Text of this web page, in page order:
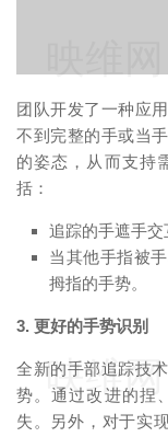
团队开发了一种应
不到完整的手或当
的姿态，从而支持
括：
追踪的手遮手交
当其他手指被
拇指的手势。
3. 更好的手势识别
全新的手部追踪技
势。通过改进的捏
失。另外，对于实
映维